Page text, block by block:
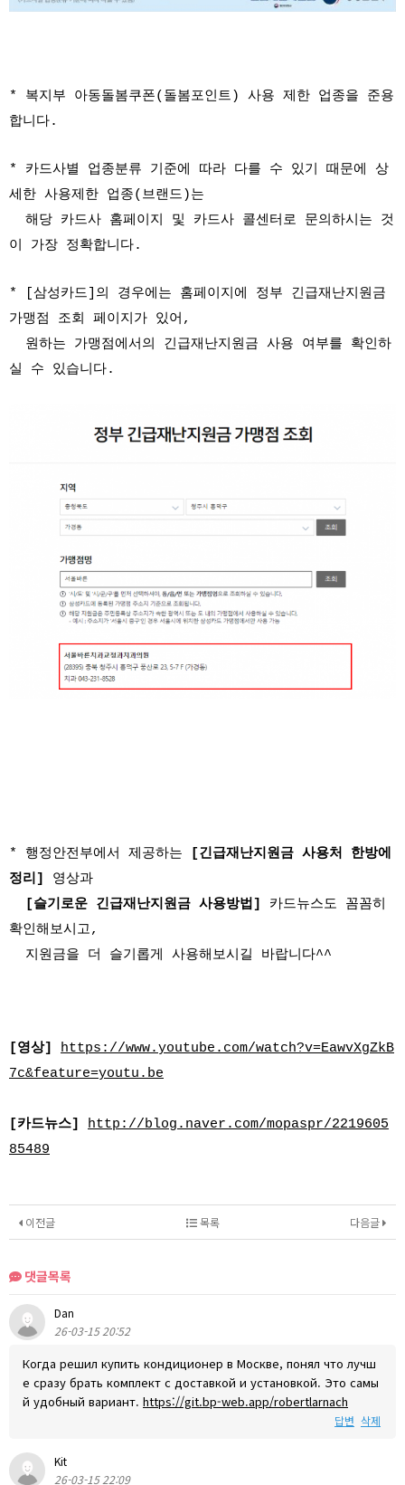
* 복지부 아동돌봄쿠폰(돌봄포인트) 사용 제한 업종을 준용
합니다.
* 카드사별 업종분류 기준에 따라 다를 수 있기 때문에 상
세한 사용제한 업종(브랜드)는
해당 카드사 홈페이지 및 카드사 콜센터로 문의하시는 것
이 가장 정확합니다.
* [삼성카드]의 경우에는 홈페이지에 정부 긴급재난지원금
가맹점 조회 페이지가 있어,
원하는 가맹점에서의 긴급재난지원금 사용 여부를 확인하
실 수 있습니다.
* 행정안전부에서 제공하는
[긴급재난지원금 사용처 한방에
정리]
영상과
[슬기로운 긴급재난지원금 사용방법]
카드뉴스도 꼼꼼히
확인해보시고,
지원금을 더 슬기롭게 사용해보시길 바랍니다^^
[영상]
https://www.youtube.com/watch?v=EawvXgZkB
7c&feature=youtu.be
[카드뉴스]
http://blog.naver.com/mopaspr/2219605
85489
이전글 다음글
목록
댓글목록
Dan
26-03-15 20:52
Когда решил купить кондиционер в Москве, понял что лучш
е сразу брать комплект с доставкой и установкой. Это самы
й удобный вариант. https://git.bp-web.app/robertlarnach
답변 삭제
Kit
26-03-15 22:09